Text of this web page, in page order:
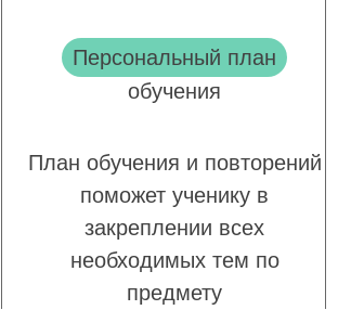
Персональный план
обучения
План обучения и повторений
поможет ученику в
закреплении всех
необходимых тем по
предмету